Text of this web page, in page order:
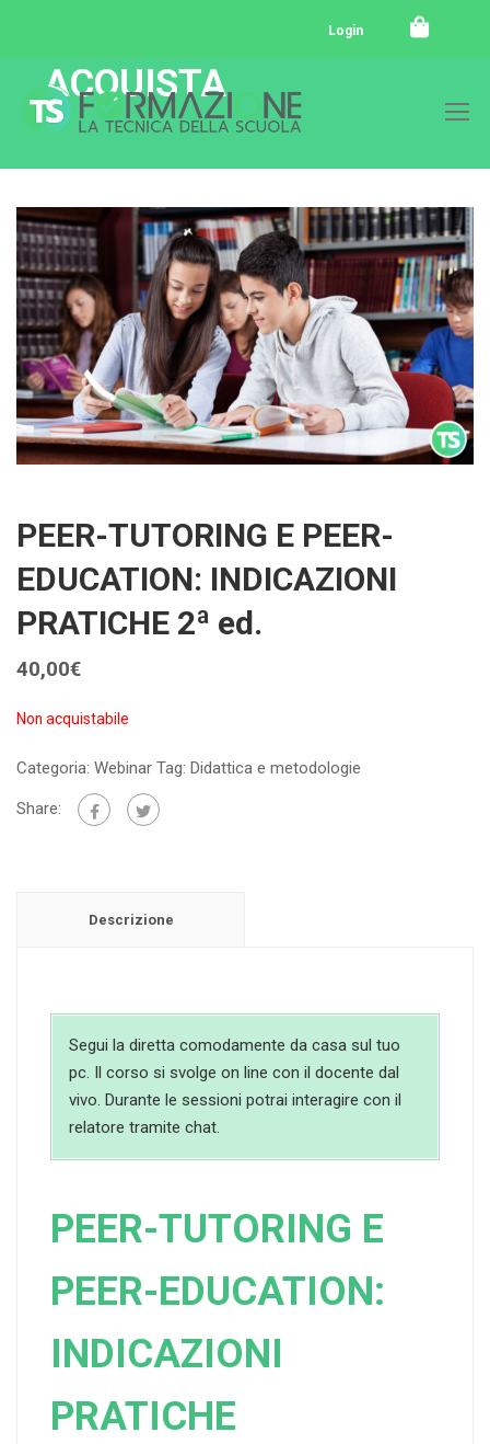
Login
ACQUISTA
PEER-TUTORING E PEER-
EDUCATION: INDICAZIONI
PRATICHE 2ª ed.
40,00€
Non acquistabile
Categoria: Webinar Tag: Didattica e metodologie
Share:
Descrizione
Segui la diretta comodamente da casa sul tuo
pc. Il corso si svolge on line con il docente dal
vivo. Durante le sessioni potrai interagire con il
relatore tramite chat.
PEER-TUTORING E
PEER-EDUCATION:
INDICAZIONI
PRATICHE